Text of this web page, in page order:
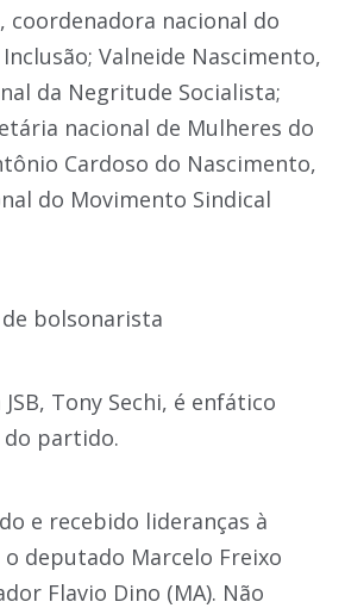
coordenadora nacional do
Valneide Nascimento,
da Negritude Socialista;
nacional de Mulheres do
Cardoso do Nascimento,
do Movimento Sindical
de bolsonarista
Tony Sechi, é enfático
do partido.
e recebido lideranças à
deputado Marcelo Freixo
Flavio Dino (MA). Não